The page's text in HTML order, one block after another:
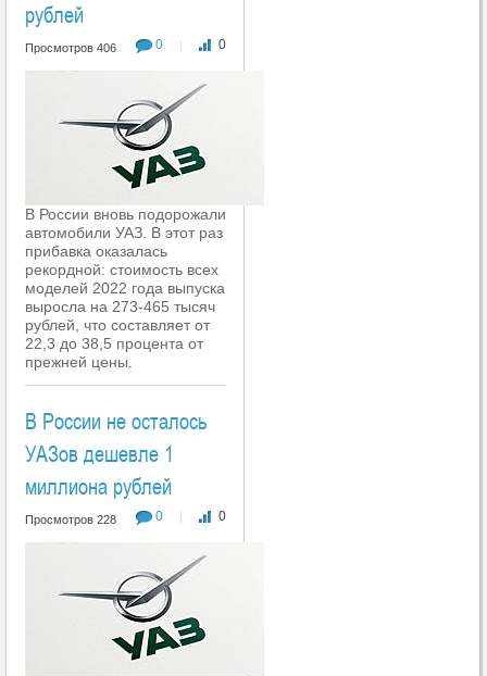
рублей
0 | 0
Просмотров 406
В России вновь подорожали
автомобили УАЗ. В этот раз
прибавка оказалась
рекордной: стоимость всех
моделей 2022 года выпуска
выросла на 273-465 тысяч
рублей, что составляет от
22,3 до 38,5 процента от
прежней цены.
В России не осталось
УАЗов дешевле 1
миллиона рублей
0 | 0
Просмотров 228